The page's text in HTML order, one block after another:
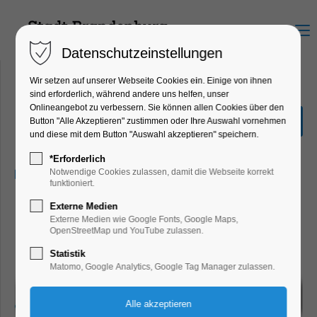
Menu
KIS Kinotag!
Ferienkalender
25.04.2025, 14:00–18:00
Datenschutzeinstellungen
Wir setzen auf unserer Webseite Cookies ein. Einige von ihnen
sind erforderlich, während andere uns helfen, unser
Onlineangebot zu verbessern. Sie können allen Cookies über den
Button "Alle Akzeptieren" zustimmen oder Ihre Auswahl vornehmen
und diese mit dem Button "Auswahl akzeptieren" speichern.
*Erforderlich
Notwendige Cookies zulassen, damit die Webseite korrekt
funktioniert.
Externe Medien
Externe Medien wie Google Fonts, Google Maps,
OpenStreetMap und YouTube zulassen.
Statistik
Matomo, Google Analytics, Google Tag Manager zulassen.